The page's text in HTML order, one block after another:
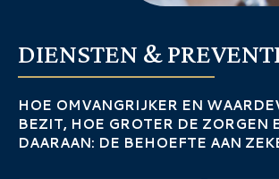
DIENSTEN &
HOE OMVANGRIJKER EN
BEZIT, HOE GROTER DE ZORGEN
DAARAAN: DE BEHOEFTE AAN